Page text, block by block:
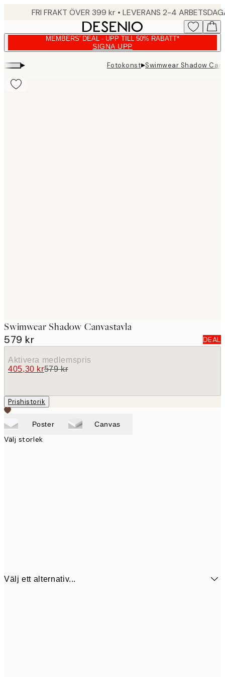
FRI FRAKT ÖVER 399 kr • LEVERANS 2-4
MEMBERS' DEAL - UPP TILL 50% RABATT*
SIGNA UPP
▸ Fotokonst▸Swimwear Shadow
Swimwear Shadow Canvastavla
579 kr DEAL
Aktivera medlemspris
405,30 kr579 kr
Prishistorik
Poster Canvas
Välj storlek
Välj ett alternativ...